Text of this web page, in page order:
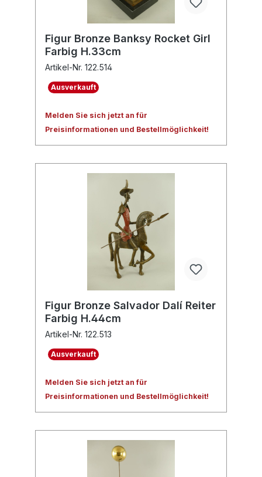
Figur Bronze Banksy Rocket Girl
Farbig H.33cm
Artikel-Nr. 122.514
Ausverkauft
Melden Sie sich jetzt an für
Preisinformationen und Bestellmöglichkeit!
Figur Bronze Salvador Dalí Reiter
Farbig H.44cm
Artikel-Nr. 122.513
Ausverkauft
Melden Sie sich jetzt an für
Preisinformationen und Bestellmöglichkeit!